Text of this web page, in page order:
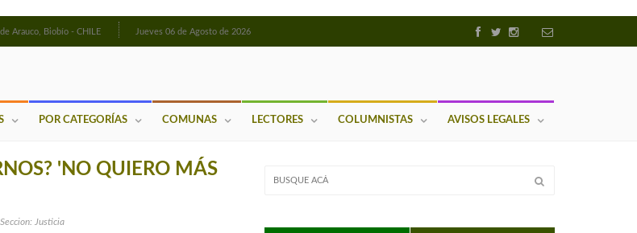
Arauco, Biobío - CHILE Jueves 06 de Agosto de 2026
POR CATEGORÍAS COMUNAS LECTORES COLUMNISTAS AVISOS LEGALES
'NO QUIERO MÁS
Justicia